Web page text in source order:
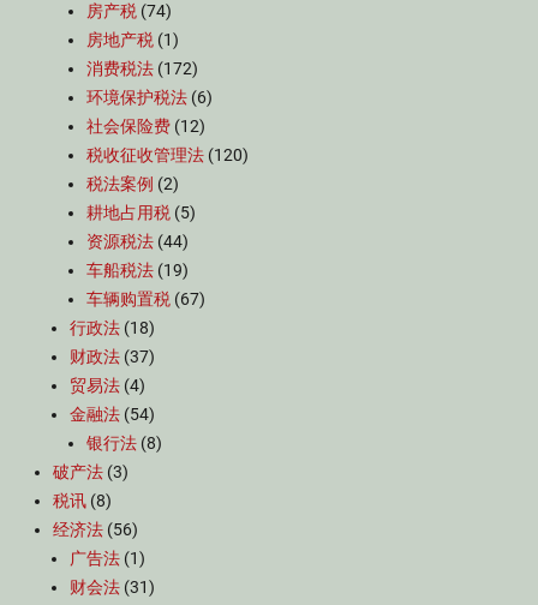
房产税 (74)
房地产税 (1)
消费税法 (172)
环境保护税法 (6)
社会保险费 (12)
税收征收管理法 (120)
税法案例 (2)
耕地占用税 (5)
资源税法 (44)
车船税法 (19)
车辆购置税 (67)
行政法 (18)
财政法 (37)
贸易法 (4)
金融法 (54)
银行法 (8)
破产法 (3)
税讯 (8)
经济法 (56)
广告法 (1)
财会法 (31)